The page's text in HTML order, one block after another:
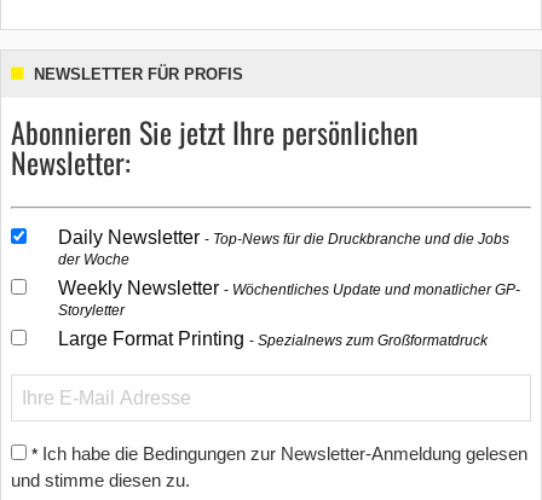
NEWSLETTER FÜR PROFIS
Abonnieren Sie jetzt Ihre persönlichen
Newsletter:
Daily Newsletter
Top-News für die Druckbranche und die Jobs
der Woche
Weekly Newsletter
Wöchentliches Update und monatlicher GP-
Storyletter
Large Format Printing Spezialnews zum Großformatdruck
* Ich habe die Bedingungen zur Newsletter-Anmeldung gelesen
und stimme diesen zu.